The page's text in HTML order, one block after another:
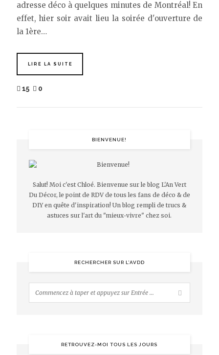
adresse déco à quelques minutes de Montréal! En
effet, hier soir avait lieu la soirée d'ouverture de
la 1ère…
LIRE LA SUITE
15 0
BIENVENUE!
Salut! Moi c'est Chloé. Bienvenue sur le blog L'An Vert
Du Décor, le point de RDV de tous les fans de déco & de
DIY en quête d'inspiration! Un blog rempli de trucs &
astuces sur l'art du "mieux-vivre" chez soi.
RECHERCHER SUR L’AVDD
RETROUVEZ-MOI TOUS LES JOURS